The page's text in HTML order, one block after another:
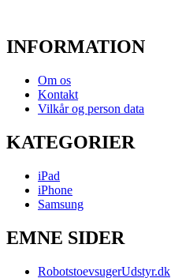
INFORMATION
Om os
Kontakt
Vilkår og person data
KATEGORIER
iPad
iPhone
Samsung
EMNE SIDER
RobotstoevsugerUdstyr.dk